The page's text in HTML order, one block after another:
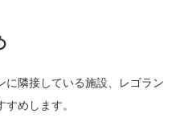
に隣接している施設、レゴラン
めします。